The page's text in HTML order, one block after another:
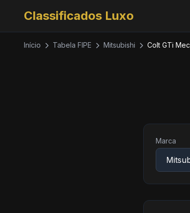
Classificados Luxo
Início Tabela FIPE Mitsubishi Colt GTi Mec
Marca